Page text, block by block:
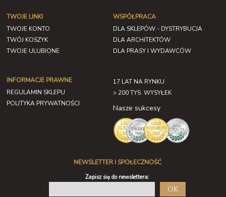
TWOJE LINKI
TWOJE KONTO
TWÓJ KOSZYK
TWOJE ULUBIONE
INFORMACJE PRAWNE
REGULAMIN SKLEPU
POLITYKA PRYWATNOŚCI
WSPÓŁPRACA
DLA SKLEPÓW - DYSTRYBUCJA
DLA ARCHITEKTÓW
DLA PRASY I WYDAWCÓW
17 LAT NA RYNKU
> 200 TYS. WYSYŁEK
Nasze sukcesy
NEWSLETTER I SPOŁECZNOŚĆ
Zapisz się do newslettera:
OK